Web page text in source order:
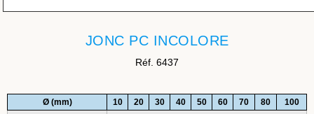
JONC PC INCOLORE
Réf. 6437
Ø (mm) 10 20 30 40 50 60 70 80
100